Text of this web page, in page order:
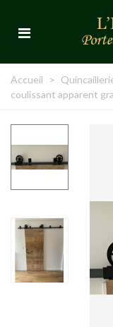
Accueil >
coulissant apparent